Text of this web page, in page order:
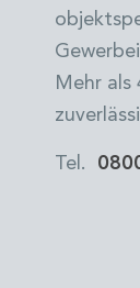
Mehr
Tel.